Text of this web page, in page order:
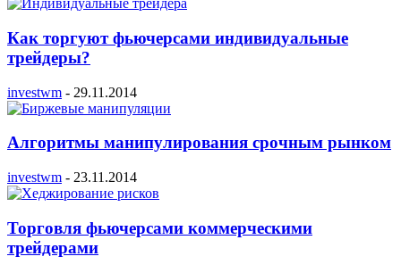
Как торгуют фьючерсами индивидуальные
трейдеры?
investwm - 29.11.2014
Алгоритмы манипулирования срочным рынком
investwm - 23.11.2014
Торговля фьючерсами коммерческими
трейдерами